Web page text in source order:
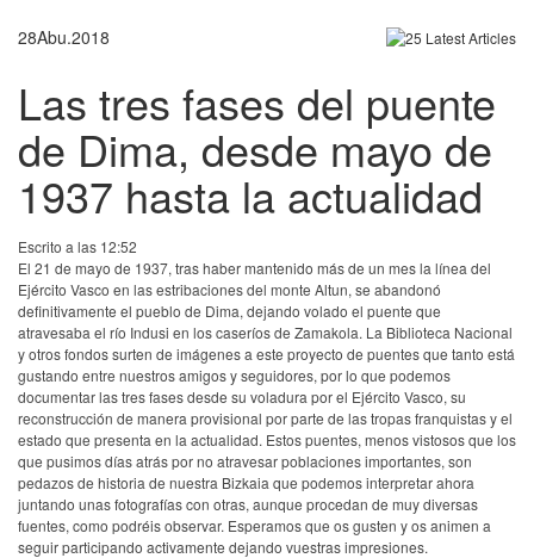
28Abu.2018
Las tres fases del puente
de Dima, desde mayo de
1937 hasta la actualidad
Escrito a las 12:52
El 21 de mayo de 1937, tras haber mantenido más de un mes la línea del
Ejército Vasco en las estribaciones del monte Altun, se abandonó
definitivamente el pueblo de Dima, dejando volado el puente que
atravesaba el río Indusi en los caseríos de Zamakola. La Biblioteca Nacional
y otros fondos surten de imágenes a este proyecto de puentes que tanto está
gustando entre nuestros amigos y seguidores, por lo que podemos
documentar las tres fases desde su voladura por el Ejército Vasco, su
reconstrucción de manera provisional por parte de las tropas franquistas y el
estado que presenta en la actualidad. Estos puentes, menos vistosos que los
que pusimos días atrás por no atravesar poblaciones importantes, son
pedazos de historia de nuestra Bizkaia que podemos interpretar ahora
juntando unas fotografías con otras, aunque procedan de muy diversas
fuentes, como podréis observar. Esperamos que os gusten y os animen a
seguir participando activamente dejando vuestras impresiones.